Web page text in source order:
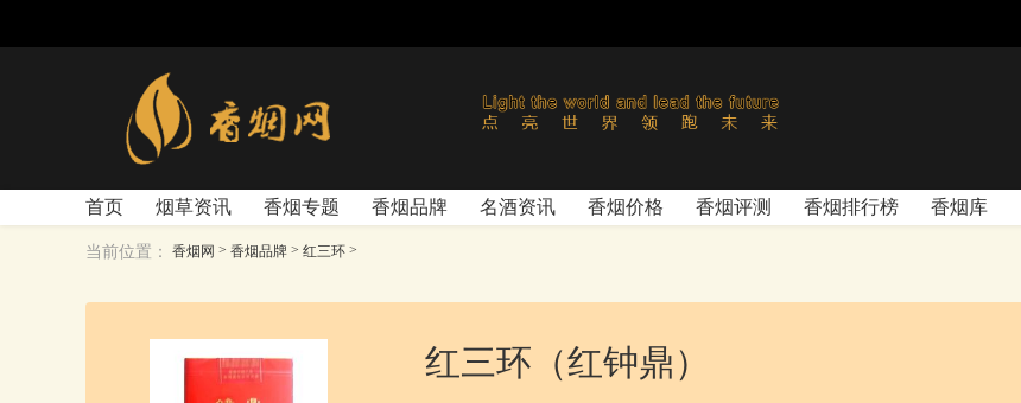
首页 烟草资讯 香烟专题 香烟品牌 名酒资讯 香烟价格 香烟评测 香烟排行榜 香烟库
当前位置： 香烟网 > 香烟品牌 > 红三环 >
红三环（红钟鼎）